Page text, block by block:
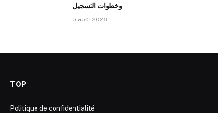
وخطوات التسجيل
5 août 2026
TOP
Politique de confidentialité